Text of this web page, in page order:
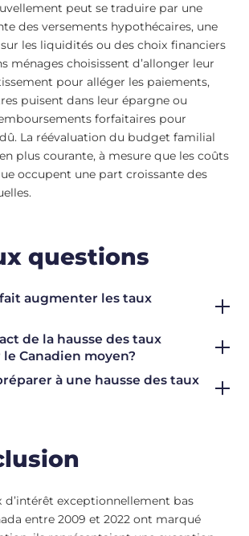
peut se traduire par une
des versements hypothécaires, une
les liquidités ou des choix financiers
ménages choisissent d’allonger leur
pour alléger les paiements,
puisent dans leur épargne ou
forfaitaires pour
La réévaluation du budget familial
plus courante, à mesure que les coûts
occupent une part croissante des
questions
augmenter les taux
de la hausse des taux
Canadien moyen?
à une hausse des taux
d’intérêt exceptionnellement bas
entre 2009 et 2022 ont marqué